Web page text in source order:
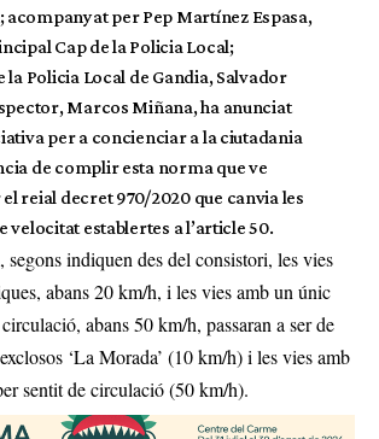
acompanyat per Pep Martínez Espasa,
Cap de la Policia Local;
la Policia Local de Gandia, Salvador
Marcos Miñana, ha anunciat
per a concienciar a la ciutadania
de complir esta norma que ve
reial decret 970/2020 que canvia les
velocitat establertes a l’article 50.
segons indiquen des del consistori, les vies
abans 20 km/h, i les vies amb un únic
abans 50 km/h, passaran a ser de
‘La Morada’ (10 km/h) i les vies amb
sentit de circulació (50 km/h).